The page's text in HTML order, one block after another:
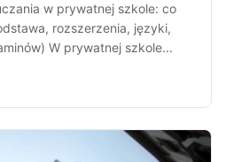
w prywatnej szkole: co
rozszerzenia, języki,
W prywatnej szkole...